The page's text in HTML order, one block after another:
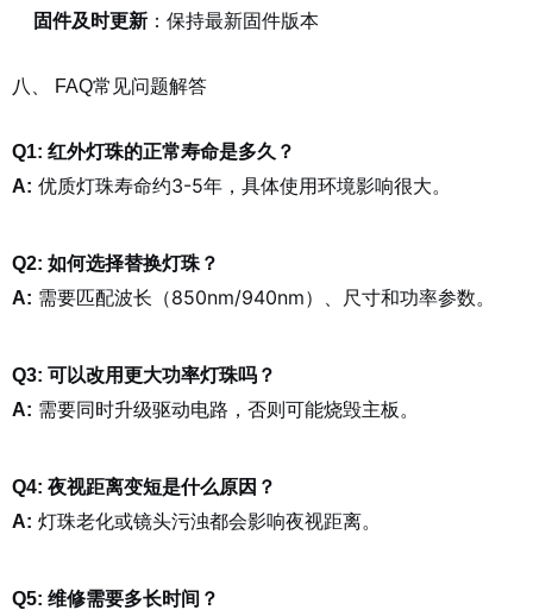
固件及时更新 ：保持最新固件版本
八、 FAQ常见问题解答
Q1: 红外灯珠的正常寿命是多久？
A: 优质灯珠寿命约3-5年，具体使用环境影响很大。
Q2: 如何选择替换灯珠？
A: 需要匹配波长（850nm/940nm）、尺寸和功率参数。
Q3: 可以改用更大功率灯珠吗？
A: 需要同时升级驱动电路，否则可能烧毁主板。
Q4: 夜视距离变短是什么原因？
A: 灯珠老化或镜头污浊都会影响夜视距离。
Q5: 维修需要多长时间？